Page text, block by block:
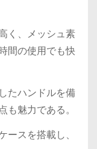
く、メッシュ素
間の使用でも快
たハンドルを備
魅力である。
ースを搭載し、